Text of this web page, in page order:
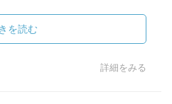
な世界、不条理な世界に一変
マンを感じる一編。二つの長
を読む
詳細をみる